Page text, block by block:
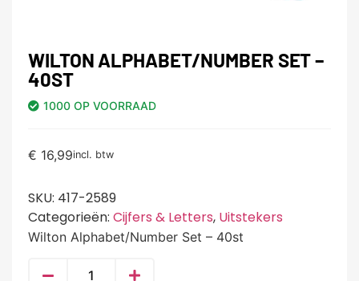
WILTON ALPHABET/NUMBER SET –
40ST
1000 OP VOORRAAD
€ 16,99incl. btw
SKU: 417-2589
Categorieën: Cijfers & Letters, Uitstekers
Wilton Alphabet/Number Set – 40st